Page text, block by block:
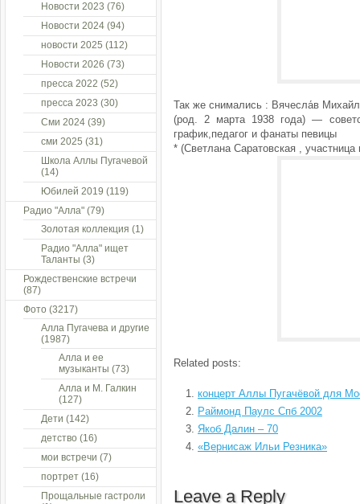
Так же снимались : Вячесла́в
(род. 2 марта 1938 года) —
график,педагог и фанаты певицы
* (Светлана Саратовская , участница
Related posts:
концерт Аллы Пугачёвой для
Раймонд Паулс Спб 2002
Якоб Далин – 70
«Вернисаж Ильи Резника»
Leave a Reply
Новости 2023 (76)
Новости 2024 (94)
новости 2025 (112)
Новости 2026 (73)
пресса 2022 (52)
пресса 2023 (30)
Сми 2024 (39)
сми 2025 (31)
Школа Аллы Пугачевой
(14)
Юбилей 2019 (119)
Радио "Алла" (79)
Золотая коллекция (1)
Радио "Алла" ищет
Таланты (3)
Рождественские встречи
(87)
Фото (3217)
Алла Пугачева и другие
(1987)
Алла и ее
музыканты (73)
Алла и М. Галкин
(127)
Дети (142)
детство (16)
мои встречи (7)
портрет (16)
Прощальные гастроли